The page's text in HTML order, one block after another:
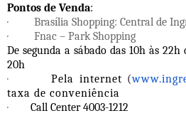
Pontos de Venda:
·
Brasília Shopping: Central de
·
Fnac – Park Shopping
De segunda a sábado das 10h às
20h
·
Pela internet (
taxa de conveniência
·
Call Center 4003-1212